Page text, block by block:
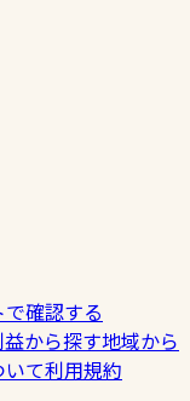
確認する
益から探す地域から
て利用規約